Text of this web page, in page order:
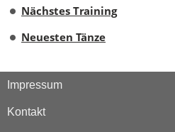
Nächstes Training
Neuesten Tänze
Impressum
Kontakt